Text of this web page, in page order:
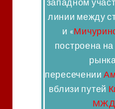
линии между
и «
построена
пересечении
вблизи путей
МЖД